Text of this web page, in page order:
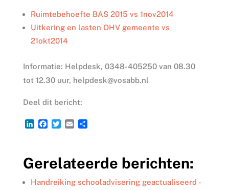
Ruimtebehoefte BAS 2015 vs 1nov2014
Uitkering en lasten OHV gemeente vs
21okt2014
Informatie: Helpdesk, 0348-405250 van 08.30
tot 12.30 uur, helpdesk@vosabb.nl
Deel dit bericht:
L
e
d
I
F
b
o
o
T
t
e
r
E
l
D
n
Gerelateerde berichten:
Handreiking schooladvisering geactualiseerd -